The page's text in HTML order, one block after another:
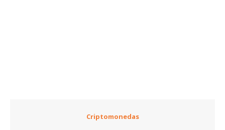
Criptomonedas